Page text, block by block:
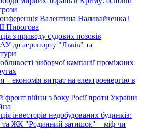
Валентина Наливайченка і
Пирогова
з приводу судових позовів
до аеропорту "Львів" та
виборчої кампанії проміжних
– економія витрат на електроенергію в
фронт війни з боку Росії проти України
інвесторів недобудованих будинків:
ЖК "Родинний затишок" – міф чи